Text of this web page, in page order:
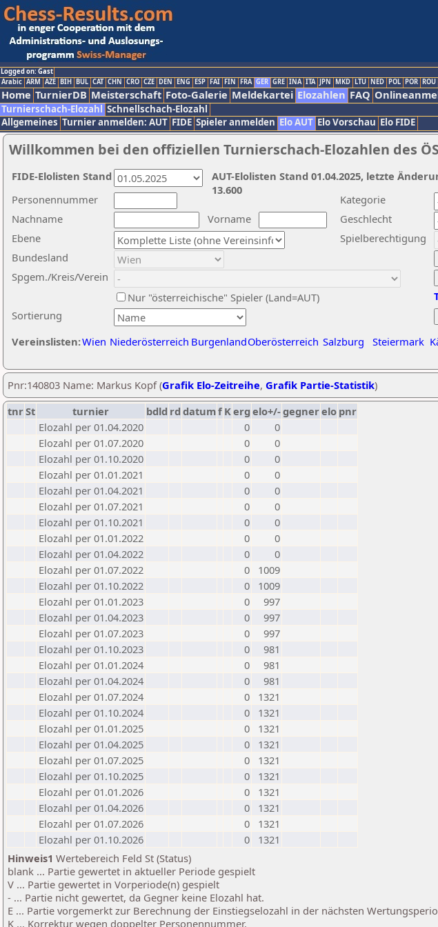
Logged on: Gast
Arabic ARM AZE BIH BUL CAT CHN CRO CZE DEN ENG ESP FAI FIN FRA GER GRE INA ITA JPN MKD LTU NED POL POR ROU
Home TurnierDB Meisterschaft Foto-Galerie Meldekartei Elozahlen FAQ
Turnierschach-Elozahl Schnellschach-Elozahl
Allgemeines Turnier anmelden: AUT FIDE Spieler anmelden Elo AUT Elo Vorschau Elo FIDE
Willkommen bei den offiziellen Turnierschach-Elozahlen des
Nachname
Vorname
Ebene
Kategorie
Sortierung
Personennummer
Bundesland
Spgem./Kreis/Verein
Geschlecht
Nur "österreichische" Spieler (Land=AUT)
Spielberechtigung
Vereinslisten:Wien Niederösterreich BurgenlandOberösterreich Salzburg Steiermark
AUT-Elolisten Stand 01.04.2025, letzte
13.600
FIDE-Elolisten Stand
Pnr:140803 Name: Markus Kopf (Grafik Elo-Zeitreihe, Grafik Partie-Statistik)
tnrSt turnier bdld rd datumf Kerg elo+/-gegnerelo pnr
Elozahl per 01.04.2020
0
0
Elozahl per 01.07.2020
0
0
Elozahl per 01.10.2020
0
0
Elozahl per 01.01.2021
0
0
Elozahl per 01.04.2021
0
0
Elozahl per 01.07.2021
0
0
Elozahl per 01.10.2021
0
0
Elozahl per 01.01.2022
0
0
Elozahl per 01.04.2022
0
0
Elozahl per 01.07.2022
0
1009
Elozahl per 01.10.2022
0
1009
Elozahl per 01.01.2023
0
997
Elozahl per 01.04.2023
0
997
Elozahl per 01.07.2023
0
997
Elozahl per 01.10.2023
0
981
Elozahl per 01.01.2024
0
981
Elozahl per 01.04.2024
0
981
Elozahl per 01.07.2024
0
1321
Elozahl per 01.10.2024
0
1321
Elozahl per 01.01.2025
0
1321
Elozahl per 01.04.2025
0
1321
Elozahl per 01.07.2025
0
1321
Elozahl per 01.10.2025
0
1321
Elozahl per 01.01.2026
0
1321
Elozahl per 01.04.2026
0
1321
Elozahl per 01.07.2026
0
1321
Elozahl per 01.10.2026
0
1321
Hinweis1 Wertebereich Feld St (Status)
blank ... Partie gewertet in aktueller Periode gespielt
V ... Partie gewertet in Vorperiode(n) gespielt
- ... Partie nicht gewertet, da Gegner keine Elozahl hat.
E ... Partie vorgemerkt zur Berechnung der Einstiegselozahl in der nächsten
K ... Korrektur wegen doppelter Personennummer.